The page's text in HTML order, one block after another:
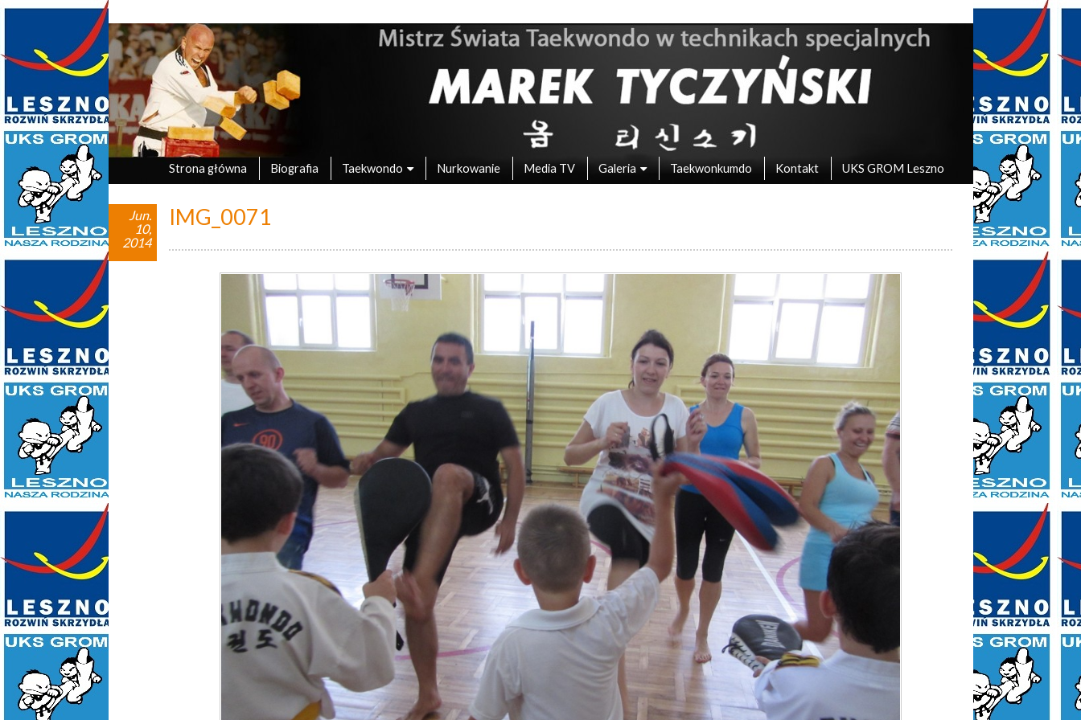
Marek Tyczyński – Mistrz Świata w Taekwondo
oficjalna strona UKS Grom Leszno
Strona główna Biografia Taekwondo Nurkowanie Media TV Galeria Taekwonkumdo Kontakt UKS GROM Leszno
IMG_0071
Jun.
10,
2014